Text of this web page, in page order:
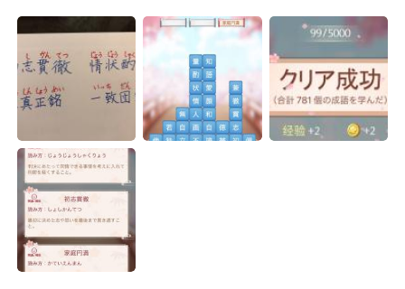
日本語 한국어
Русский ไทย
Italiano
Türkçe
Português